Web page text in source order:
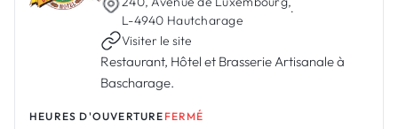
Vous êtes un Artisan ?
Connexion
L-4940 Hautcharage
·
Visiter le site
Restaurant, Hôtel et Brasserie Artisanale à
Bascharage.
HEURES D'OUVERTURE FERMÉ